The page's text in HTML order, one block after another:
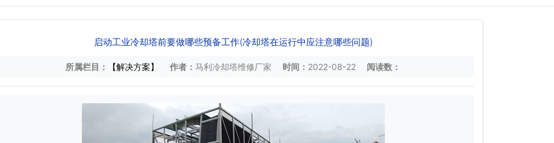
启动工业冷却塔前要做哪些预备工作(冷却塔在运行中应注意哪些问题)
所属栏目： 【解决方案】 作者： 马利冷却塔维修厂家 时间： 2022-08-22 阅读数：